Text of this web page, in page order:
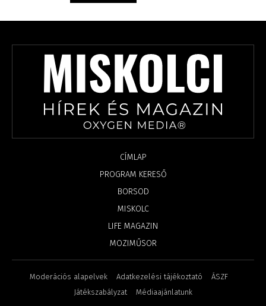
CÍMLAP
PROGRAM KERESŐ
BORSOD
MISKOLC
LIFE MAGAZIN
MOZIMŰSOR
Moderációs alapelvek Adatkezelési tájékoztató
ÁSZF
Játékszabályzat
Médiaajánlatunk